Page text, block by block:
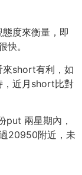
度來衡量， 即
。
short有利， 如
近月short比對
put 兩星期內，
20950附近，未